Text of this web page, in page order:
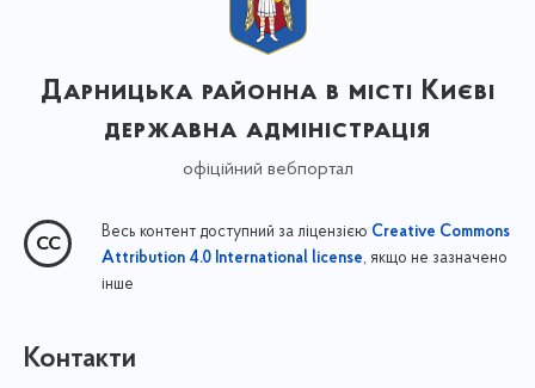
Дарницька районна в місті Києві
державна адміністрація
офіційний вебпортал
Весь контент доступний за ліцензією Creative Commons
Attribution 4.0 International license, якщо не зазначено
інше
Контакти